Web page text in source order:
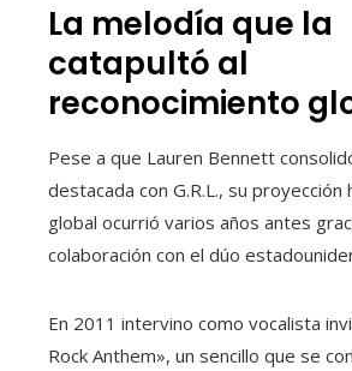
La melodía que la
catapultó al
reconocimiento
Pese a que Lauren Bennett
destacada con G.R.L., su proyección
global ocurrió varios años antes
colaboración con el dúo
En 2011 intervino como vocalista
Rock Anthem», un sencillo que se